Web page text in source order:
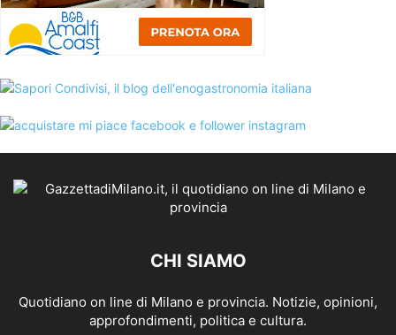
CHI SIAMO
Quotidiano on line di Milano e provincia. Notizie, opinioni,
approfondimenti, politica e cultura.